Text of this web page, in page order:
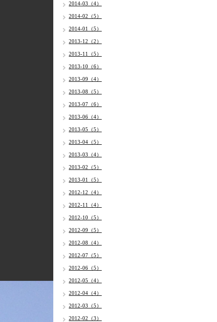
2014-03（4）
2014-02（5）
2014-01（5）
2013-12（2）
2013-11（5）
2013-10（6）
2013-09（4）
2013-08（5）
2013-07（6）
2013-06（4）
2013-05（5）
2013-04（5）
2013-03（4）
2013-02（5）
2013-01（5）
2012-12（4）
2012-11（4）
2012-10（5）
2012-09（5）
2012-08（4）
2012-07（5）
2012-06（5）
2012-05（4）
2012-04（4）
2012-03（5）
2012-02（3）